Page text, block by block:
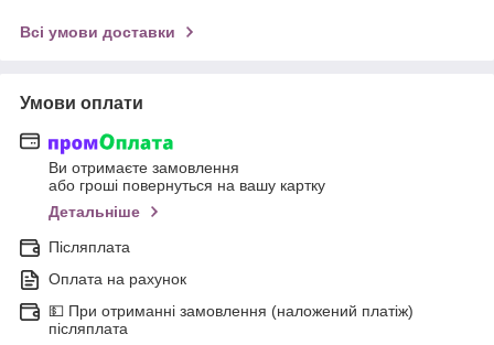
Всі умови доставки
Умови оплати
Ви отримаєте замовлення
або гроші повернуться на вашу картку
Детальніше
Післяплата
Оплата на рахунок
💵 При отриманні замовлення (наложений платіж)
післяплата